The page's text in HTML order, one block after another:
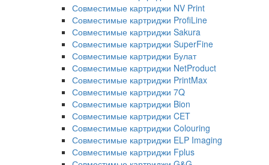
Совместимые картриджи NV Print
Совместимые картриджи ProfiLine
Совместимые картриджи Sakura
Совместимые картриджи SuperFine
Совместимые картриджи Булат
Совместимые картриджи NetProduct
Совместимые картриджи PrintMax
Совместимые картриджи 7Q
Совместимые картриджи Bion
Совместимые картриджи CET
Совместимые картриджи Colouring
Совместимые картриджи ELP Imaging
Совместимые картриджи Fplus